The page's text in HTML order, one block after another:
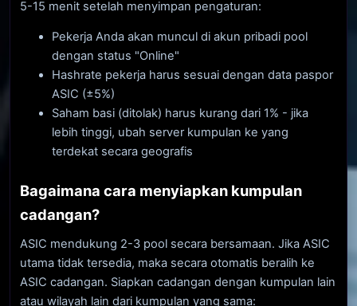
5-15 menit setelah menyimpan pengaturan:
Pekerja Anda akan muncul di akun pribadi pool
dengan status "Online"
Hashrate pekerja harus sesuai dengan data paspor
ASIC (±5%)
Saham basi (ditolak) harus kurang dari 1% - jika
lebih tinggi, ubah server kumpulan ke yang
terdekat secara geografis
Bagaimana cara menyiapkan kumpulan
cadangan?
ASIC mendukung 2-3 pool secara bersamaan. Jika ASIC
utama tidak tersedia, maka secara otomatis beralih ke
ASIC cadangan. Siapkan cadangan dengan kumpulan lain
atau wilayah lain dari kumpulan yang sama: